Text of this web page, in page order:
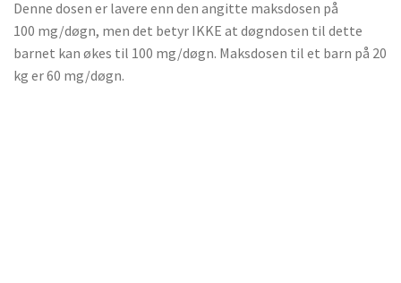
Denne dosen er lavere enn den angitte maksdosen på
100 mg/døgn, men det betyr IKKE at døgndosen til dette
barnet kan økes til 100 mg/døgn. Maksdosen til et barn på 20
kg er 60 mg/døgn.